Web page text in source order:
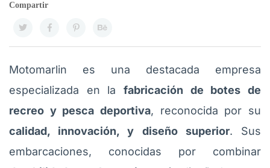
Compartir
Motomarlin es una destacada empresa
especializada en la fabricación de botes de
recreo y pesca deportiva, reconocida por su
calidad, innovación, y diseño superior. Sus
embarcaciones, conocidas por combinar